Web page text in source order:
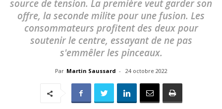
source de tension. La première veut garder son
offre, la seconde milite pour une fusion. Les
consommateurs profitent des deux pour
soutenir le centre, essayant de ne pas
s'emmêler les pinceaux.
Par Martin Saussard - 24 octobre 2022